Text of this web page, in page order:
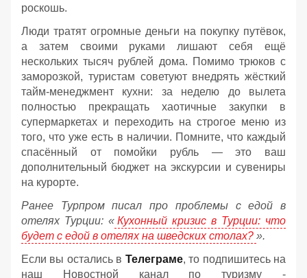
роскошь.
Люди тратят огромные деньги на покупку путёвок,
а затем своими руками лишают себя ещё
нескольких тысяч рублей дома. Помимо трюков с
заморозкой, туристам советуют внедрять жёсткий
тайм-менеджмент кухни: за неделю до вылета
полностью прекращать хаотичные закупки в
супермаркетах и переходить на строгое меню из
того, что уже есть в наличии. Помните, что каждый
спасённый от помойки рубль — это ваш
дополнительный бюджет на экскурсии и сувениры
на курорте.
Ранее Турпром писал про проблемы с едой в
отелях Турции: « Кухонный кризис в Турции: что
будет с едой в отелях на шведских столах? ».
Если вы остались в Телеграме, то подпишитесь на
наш Новостной канал по туризму -